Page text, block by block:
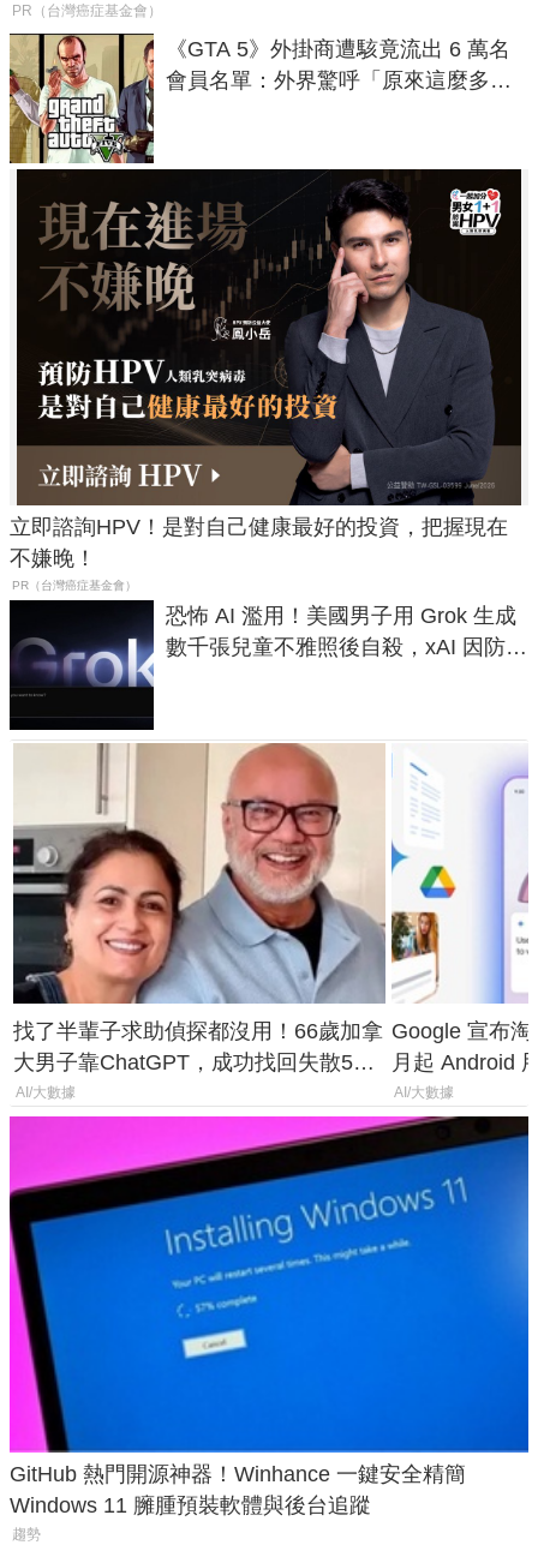
PR（台灣癌症基金會）
《GTA 5》外掛商遭駭竟流出 6 萬名
會員名單：外界驚呼「原來這麼多人
立即諮詢HPV！是對自己健康最好的投資，把握現在
不嫌晚！
PR（台灣癌症基金會）
恐怖 AI 濫用！美國男子用 Grok 生成
數千張兒童不雅照後自殺，xAI 因防護
找了半輩子求助偵探都沒用！66歲加拿
大男子靠ChatGPT，成功找回失散50
年家人
AI/大數據
Google 宣布
月起 Android
AI/大數據
GitHub 熱門開源神器！Winhance 一鍵安全精簡
Windows 11 臃腫預裝軟體與後台追蹤
趨勢